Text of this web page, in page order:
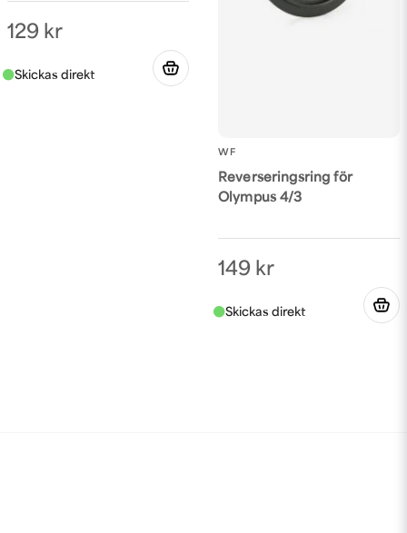
129 kr
WF
Reverseringsring för
Olympus 4/3
149 kr